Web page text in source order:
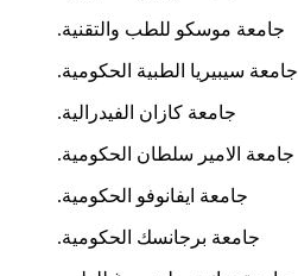
جامعة موسكو للطب والتقنية.
جامعة سيبيريا الطبية الحكومية.
جامعة كازان الفيدرالية.
جامعة الامير سلطان الحكومية.
جامعة ايفانوفو الحكومية.
جامعة برجانسك الحكومية.